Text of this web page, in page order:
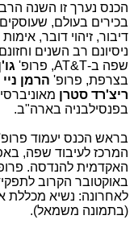
הכנס נערך זו השנה
בכירים בעולם,
דיבור, זיהוי דובר,
ניסיונם רב השנים
שפה ב-AT&T, פרופ'
בצרפת, פרופ' הרמן ניי
ריצ'רד סטרן
בפנסילבניה בארה"ב.
בראש הכנס יעמוד
המרכז לעיבוד שפה,
האקדמית להנדסה.
באוקטובר הקרוב
לאחרונה: נשיא מכללת
(בתמונה משמאל).